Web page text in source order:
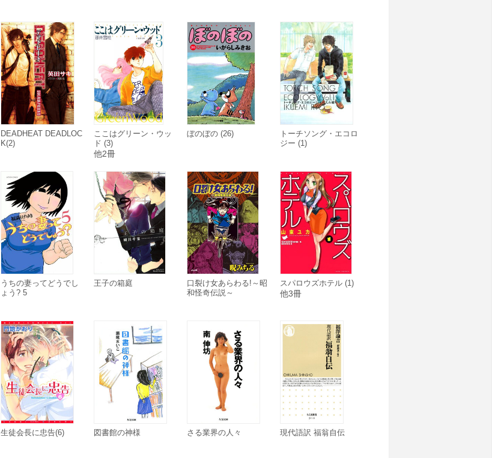
DEADHEAT DEADLOC
K(2)
ここはグリーン・ウッ
ド (3)
他2冊
ぼのぼの (26)
トーチソング・エコロ
ジー (1)
うちの妻ってどうでし
ょう? 5
王子の箱庭
口裂け女あらわる!～昭
和怪奇伝説～
スパロウズホテル (1)
他3冊
生徒会長に忠告(6) 図書館の神様 さる業界の人々 現代語訳 福翁自伝